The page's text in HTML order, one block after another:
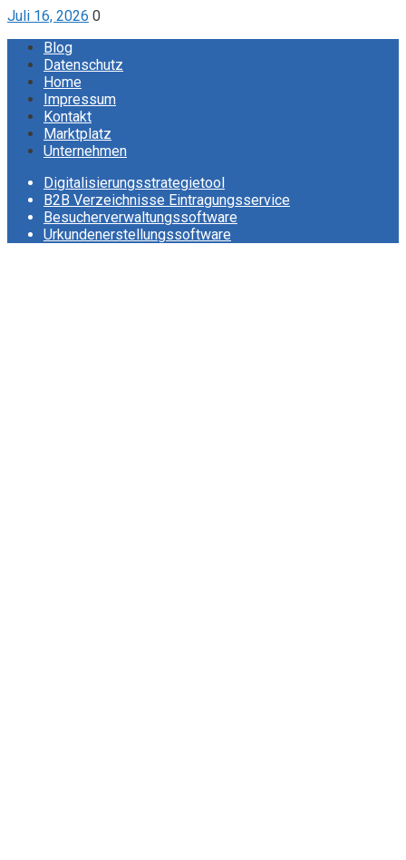
Juli 16, 2026 0
Blog
Datenschutz
Home
Impressum
Kontakt
Marktplatz
Unternehmen
Digitalisierungsstrategietool
B2B Verzeichnisse Eintragungsservice
Besucherverwaltungssoftware
Urkundenerstellungssoftware